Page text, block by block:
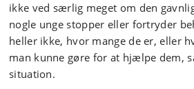
ikke ved særlig meget om den
nogle unge stopper eller fortryder
heller ikke, hvor mange de er, eller
man kunne gøre for at hjælpe dem,
situation.